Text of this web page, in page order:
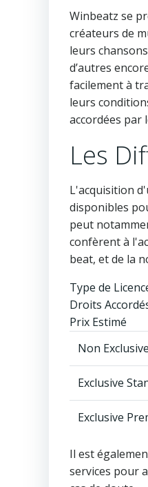
Winbeatz se
créateurs de
leurs
d’autres
facilement à
leurs
accordées par
Les
L'acquisition
disponibles
peut
confèrent à
beat, et de la
Type de
Droits
Prix Estimé
Non Exclusive
Exclusive
Exclusive
Il est
services pour